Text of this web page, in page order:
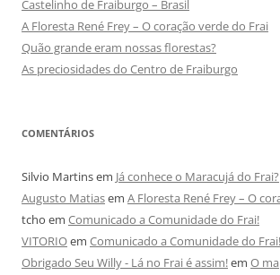
Castelinho de Fraiburgo – Brasil
A Floresta René Frey – O coração verde do Frai
Quão grande eram nossas florestas?
As preciosidades do Centro de Fraiburgo
COMENTÁRIOS
Silvio Martinsem Já conhece o Maracujá do Frai?
Augusto Matiasem A Floresta René Frey – O
tcho em Comunicado a Comunidade do Frai!
VITORIOem Comunicado a Comunidade do Frai!
Obrigado Seu Willy - Lá no Frai é assim!em O